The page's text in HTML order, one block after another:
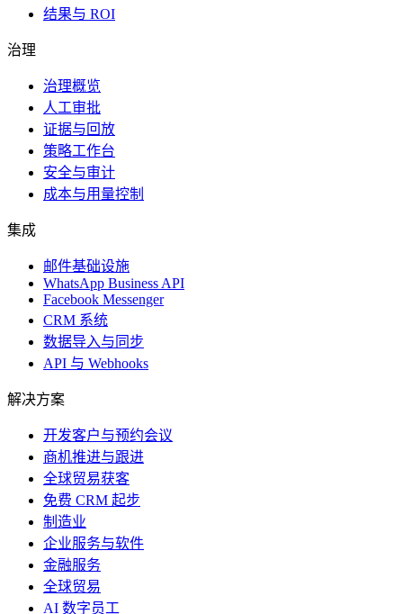
结果与 ROI
治理
治理概览
人工审批
证据与回放
策略工作台
安全与审计
成本与用量控制
集成
邮件基础设施
WhatsApp Business API
Facebook Messenger
CRM 系统
数据导入与同步
API 与 Webhooks
解决方案
开发客户与预约会议
商机推进与跟进
全球贸易获客
免费 CRM 起步
制造业
企业服务与软件
金融服务
全球贸易
AI 数字员工